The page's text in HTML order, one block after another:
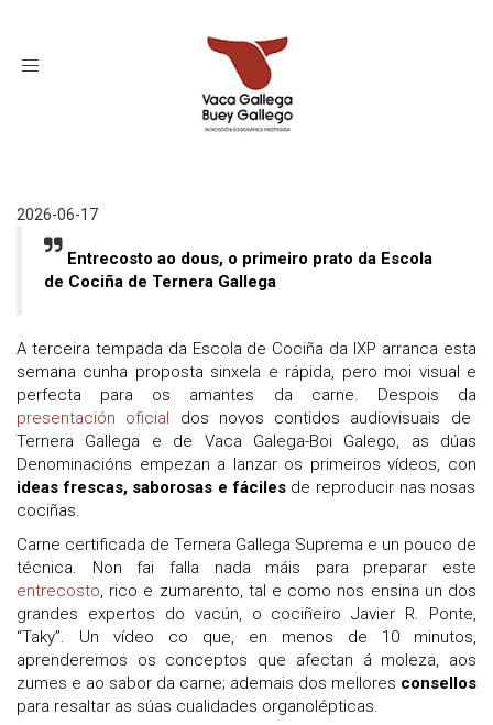
Toggle
2026-06-17
Entrecosto ao dous, o primeiro prato da Escola
de Cociña de Ternera Gallega
A terceira tempada da Escola de Cociña da IXP arranca esta
semana cunha proposta sinxela e rápida, pero moi visual e
perfecta para os amantes da carne. Despois da
presentación oficial dos novos contidos audiovisuais de
Ternera Gallega e de Vaca Galega-Boi Galego, as dúas
Denominacións empezan a lanzar os primeiros vídeos, con
ideas frescas, saborosas e fáciles de reproducir nas nosas
cociñas.
Carne certificada de Ternera Gallega Suprema e un pouco de
técnica. Non fai falla nada máis para preparar este
entrecosto, rico e zumarento, tal e como nos ensina un dos
grandes expertos do vacún, o cociñeiro Javier R. Ponte,
“Taky”. Un vídeo co que, en menos de 10 minutos,
aprenderemos os conceptos que afectan á moleza, aos
zumes e ao sabor da carne; ademais dos mellores consellos
para resaltar as súas cualidades organolépticas.